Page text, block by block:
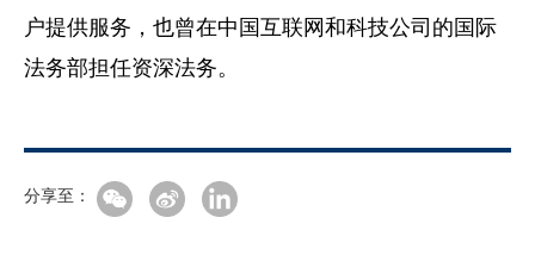
户提供服务，也曾在中国互联网和科技公司的国际
法务部担任资深法务。
分享至：